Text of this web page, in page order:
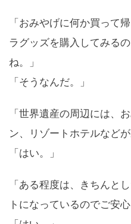
「おみやげに何か買って
ラグッズを購入してみる
ね。」
「そうなんだ。」
「世界遺産の周辺には、
ン、リゾートホテルなどが
「はい。」
「ある程度は、きちんと
トになっているのでご安